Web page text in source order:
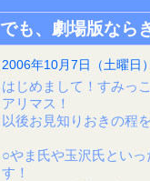
でも、劇場版なら
2006年10月7日（土曜日
はじめまして！すみっ
アリマス！
以後お見知りおきの程を
○やま氏や玉沢氏とい
す！